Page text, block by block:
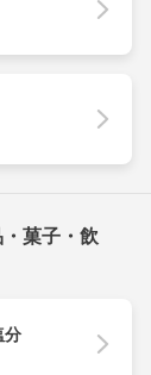
菓子・飲
分